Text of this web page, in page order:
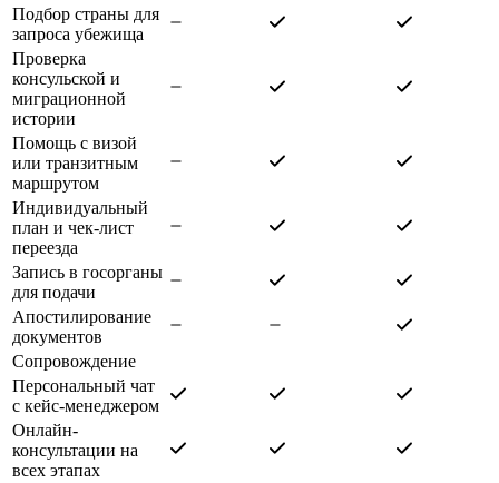
Подбор страны для
запроса убежища
Проверка
консульской и
миграционной
истории
Помощь с визой
или транзитным
маршрутом
Индивидуальный
план и чек-лист
переезда
Запись в госорганы
для подачи
Апостилирование
документов
Сопровождение
Персональный чат
с кейс-менеджером
Онлайн-
консультации на
всех этапах